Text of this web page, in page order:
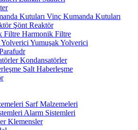
Vinç Kumanda Kutuları
Şönt Reaktör
Harmonik Filtre
Yumuşak Yolverici
Kondansatörler
Şalt Haberleşme
Sarf Malzemeleri
Alarm Sistemleri
Klemensler